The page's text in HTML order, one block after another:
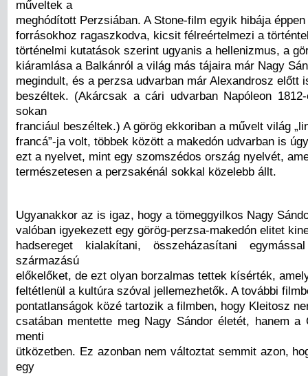
műveltek a
meghódított Perzsiában. A Stone-film egyik hibája
forrásokhoz ragaszkodva, kicsit félreértelmezi a
történelmi kutatások szerint ugyanis a hellenizmus, a
kiáramlása a Balkánról a világ más tájaira már Nagy
megindult, és a perzsa udvarban már Alexandrosz előtt
beszéltek. (Akárcsak a cári udvarban Napóleon
sokan
franciául beszéltek.) A görög ekkoriban a művelt világ
francá”-ja volt, többek között a makedón udvarban is
ezt a nyelvet, mint egy szomszédos ország nyelvét,
természetesen a perzsakénál sokkal közelebb állt.
Ugyanakkor az is igaz, hogy a tömeggyilkos Nagy
valóban igyekezett egy görög-perzsa-makedón elitet
hadsereget kialakítani, összeházasítani
származású
előkelőket, de ezt olyan borzalmas tettek kísérték,
feltétlenül a kultúra szóval jellemezhetők. A további
pontatlanságok közé tartozik a filmben, hogy Kleitosz
csatában mentette meg Nagy Sándor életét, hanem a
menti
ütközetben. Ez azonban nem változtat semmit azon,
egy